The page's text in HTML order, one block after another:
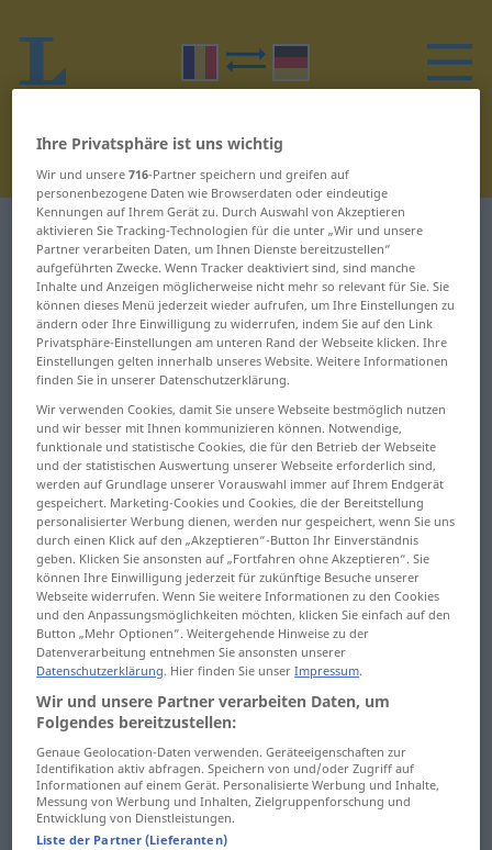
Rumänisch-Deutsch Wörterbuch R 29
Wörter auf Rumänisch, die mit R
beginnen – rândunică ... răcori
rândunică
râni
rânjet
rânji
rântaș
rânză
rână
râpă
râs
râset
rât
râzăreț
râșni
râșniță
răbda
răbdare
răbdător
răbufni
răbufnire
răchită
Ihre Privatsphäre ist uns wichtig
Wir und unsere716-Partner speichern und greifen auf
personenbezogene Daten wie Browserdaten oder eindeutige
Kennungen auf Ihrem Gerät zu. Durch Auswahl von Akzeptieren
aktivieren Sie Tracking-Technologien für die unter „Wir und unsere
Partner verarbeiten Daten, um Ihnen Dienste bereitzustellen“
aufgeführten Zwecke. Wenn Tracker deaktiviert sind, sind manche
Inhalte und Anzeigen möglicherweise nicht mehr so relevant für Sie. Sie
können dieses Menü jederzeit wieder aufrufen, um Ihre Einstellungen zu
ändern oder Ihre Einwilligung zu widerrufen, indem Sie auf den Link
Privatsphäre-Einstellungen am unteren Rand der Webseite klicken. Ihre
Einstellungen gelten innerhalb unseres Website. Weitere Informationen
finden Sie in unserer Datenschutzerklärung.
Wir verwenden Cookies, damit Sie unsere Webseite bestmöglich nutzen
und wir besser mit Ihnen kommunizieren können. Notwendige,
funktionale und statistische Cookies, die für den Betrieb der Webseite
und der statistischen Auswertung unserer Webseite erforderlich sind,
werden auf Grundlage unserer Vorauswahl immer auf Ihrem Endgerät
gespeichert. Marketing-Cookies und Cookies, die der Bereitstellung
personalisierter Werbung dienen, werden nur gespeichert, wenn Sie uns
durch einen Klick auf den „Akzeptieren“-Button Ihr Einverständnis
geben. Klicken Sie ansonsten auf „Fortfahren ohne Akzeptieren“. Sie
können Ihre Einwilligung jederzeit für zukünftige Besuche unserer
Webseite widerrufen. Wenn Sie weitere Informationen zu den Cookies
und den Anpassungsmöglichkeiten möchten, klicken Sie einfach auf den
Button „Mehr Optionen“. Weitergehende Hinweise zu der
Datenverarbeitung entnehmen Sie ansonsten unserer
Datenschutzerklärung. Hier finden Sie unserImpressum.
Wir und unsere Partner verarbeiten Daten, um
Folgendes bereitzustellen:
Genaue Geolocation-Daten verwenden. Geräteeigenschaften zur
Identifikation aktiv abfragen. Speichern von und/oder Zugriff auf
Informationen auf einem Gerät. Personalisierte Werbung und Inhalte,
Messung von Werbung und Inhalten, Zielgruppenforschung und
Entwicklung von Dienstleistungen.
Liste der Partner (Lieferanten)